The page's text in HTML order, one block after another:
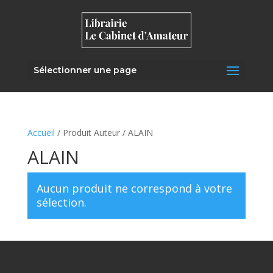
Sélectionner une page
Accueil / Produit Auteur / ALAIN
ALAIN
Aucun produit ne correspond à votre
sélection.